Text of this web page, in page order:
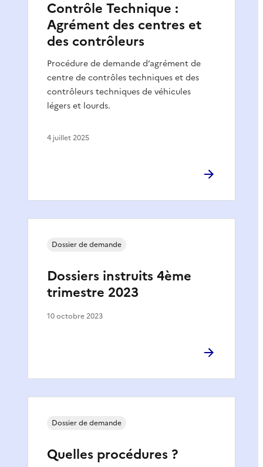
Contrôle Technique :
Agrément des centres et
des contrôleurs
Procédure de demande d’agrément de
centre de contrôles techniques et des
contrôleurs techniques de véhicules
légers et lourds.
4 juillet 2025
Dossiers instruits 4ème
trimestre 2023
Dossier de demande
10 octobre 2023
Quelles procédures ?
Dossier de demande